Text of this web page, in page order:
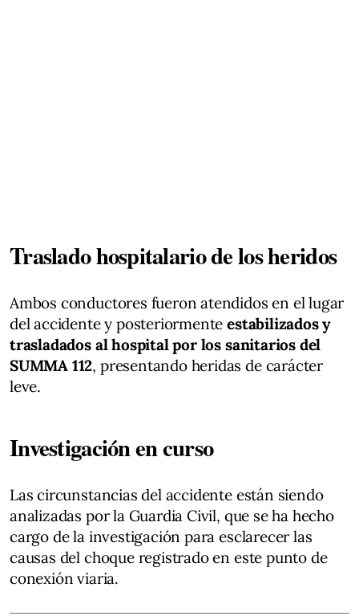
Traslado hospitalario de los heridos
Ambos conductores fueron atendidos en el lugar
del accidente y posteriormenteestabilizados y
trasladados al hospital por los sanitarios del
SUMMA 112, presentando heridas de carácter
leve.
Investigación en curso
Las circunstancias del accidente están siendo
analizadas por la Guardia Civil, que se ha hecho
cargo de la investigación para esclarecer las
causas del choque registrado en este punto de
conexión viaria.